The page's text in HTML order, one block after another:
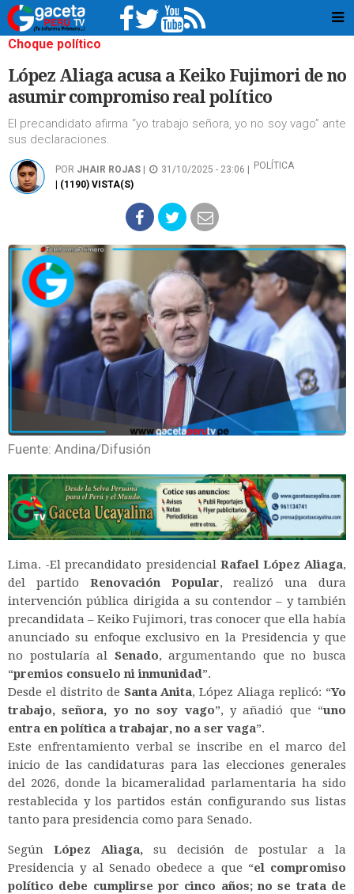
Choque político
López Aliaga acusa a Keiko Fujimori de no
asumir compromiso real político
El precandidato afirma “yo trabajo señora, yo no soy vago” ante
sus declaraciones.
POR JHAIR ROJAS 31/10/2025 - 23:06 |
POLÍTICA
| (1190) VISTA(S)
Fuente: Andina/Difusión
Lima. -El precandidato presidencial Rafael López Aliaga,
del partido Renovación Popular, realizó una dura
intervención pública dirigida a su contendor – y también
precandidata – Keiko Fujimori, tras conocer que ella había
anunciado su enfoque exclusivo en la Presidencia y que
no postularía al Senado, argumentando que no busca
“premios consuelo ni inmunidad”.
Desde el distrito de Santa Anita, López Aliaga replicó: “Yo
trabajo, señora, yo no soy vago”, y añadió que “uno
entra en política a trabajar, no a ser vaga”.
Este enfrentamiento verbal se inscribe en el marco del
inicio de las candidaturas para las elecciones generales
del 2026, donde la bicameralidad parlamentaria ha sido
restablecida y los partidos están configurando sus listas
tanto para presidencia como para Senado.
Según López Aliaga, su decisión de postular a la
Presidencia y al Senado obedece a que “el compromiso
político debe cumplirse por cinco años; no se trata de